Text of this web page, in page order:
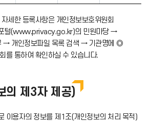
세한 등록사항은 개인정보보호위원회
털(www.privacy.go.kr)의 민원마당 →
→ 개인정보파일 목록 검색 → 기관명에 ◎
를 통하여 확인하실 수 있습니다.
의 제3자 제공)
이용자의 정보를 제1조(개인정보의 처리 목적)